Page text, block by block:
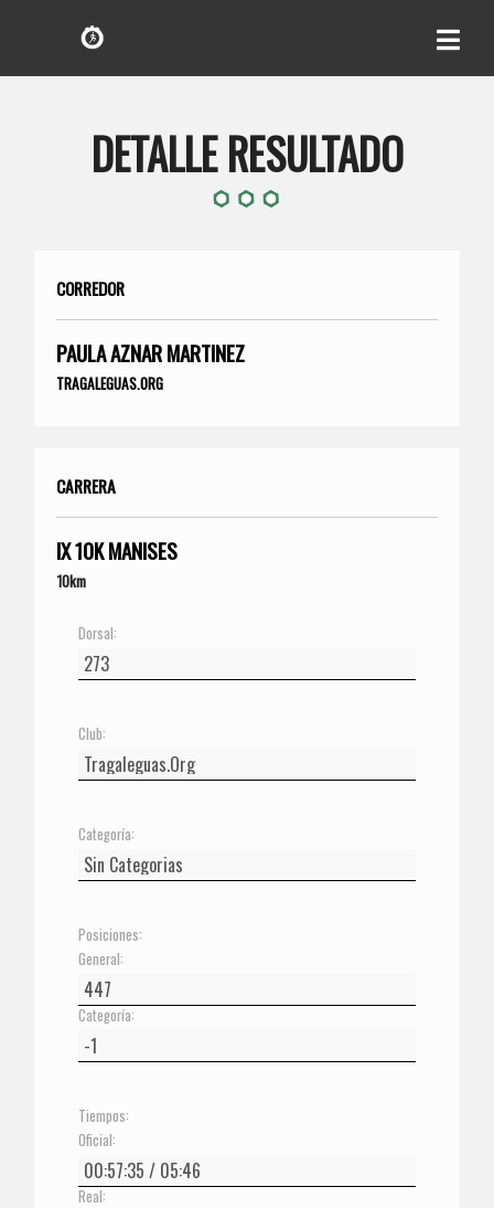
DETALLE RESULTADO
CORREDOR
PAULA AZNAR MARTINEZ
TRAGALEGUAS.ORG
CARRERA
IX 10K MANISES
10km
Dorsal:
Club:
Categoría:
Posiciones:
General:
Categoría:
Tiempos:
Oficial:
Real: